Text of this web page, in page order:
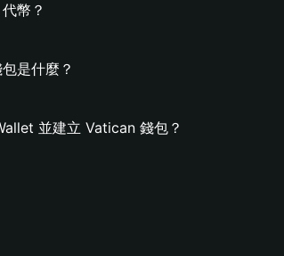
幣？
是什麼？
並建立 Vatican 錢包？